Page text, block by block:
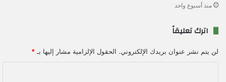
منذ أسبوع واحد
اترك تعليقاً
لن يتم نشر عنوان بريدك الإلكتروني. الحقول الإلزامية مشار إليها بـ *